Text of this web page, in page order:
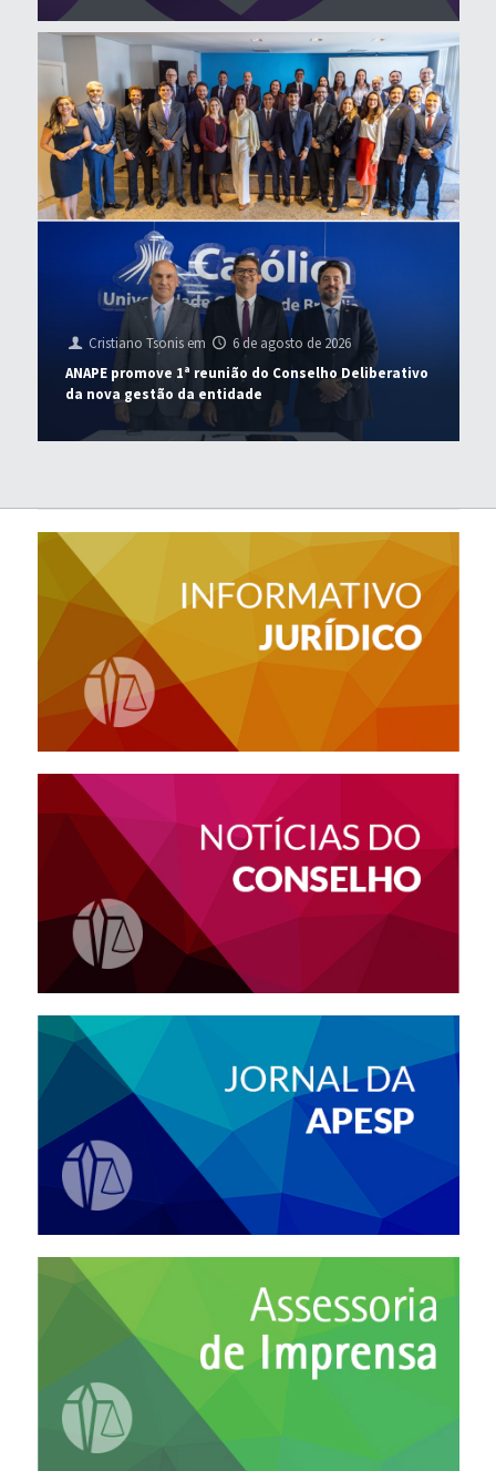
Cristiano Tsonis em
6 de agosto de 2026
ANAPE promove 1ª reunião do Conselho Deliberativo
da nova gestão da entidade